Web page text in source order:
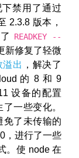
禁用了通过
2.3.8 版本，
READKEY --
新修复了轻微
溢出 ，解决了
的 8 和 9
设备的配置
一些变化。
免了未传输的
，进行了一些
。使 node 在